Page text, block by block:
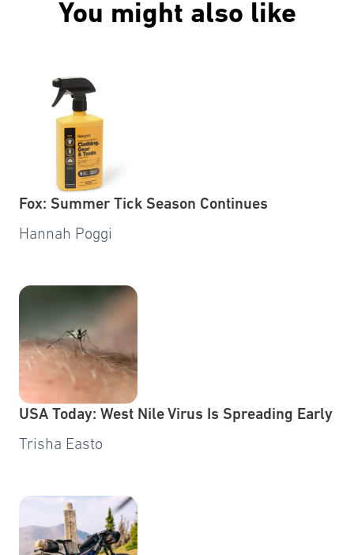
You might also like
Fox: Summer Tick Season Continues
Hannah Poggi
USA Today: West Nile Virus Is Spreading Early
Trisha Easto